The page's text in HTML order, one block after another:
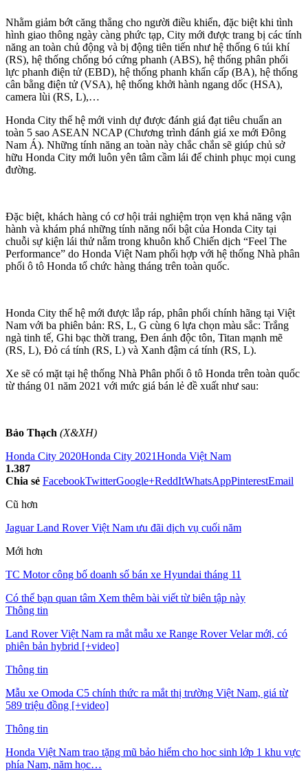
Nhằm giảm bớt căng thẳng cho người điều khiển, đặc biệt khi tình
hình giao thông ngày càng phức tạp, City mới được trang bị các tính
năng an toàn chủ động và bị động tiên tiến như hệ thống 6 túi khí
(RS), hệ thống chống bó cứng phanh (ABS), hệ thống phân phối
lực phanh điện tử (EBD), hệ thống phanh khẩn cấp (BA), hệ thống
cân bằng điện tử (VSA), hệ thống khởi hành ngang dốc (HSA),
camera lùi (RS, L),…
Honda City thế hệ mới vinh dự được đánh giá đạt tiêu chuẩn an
toàn 5 sao ASEAN NCAP (Chương trình đánh giá xe mới Đông
Nam Á). Những tính năng an toàn này chắc chắn sẽ giúp chủ sở
hữu Honda City mới luôn yên tâm cầm lái để chinh phục mọi cung
đường.
Đặc biệt, khách hàng có cơ hội trải nghiệm trọn vẹn khả năng vận
hành và khám phá những tính năng nổi bật của Honda City tại
chuỗi sự kiện lái thử nằm trong khuôn khổ Chiến dịch “Feel The
Performance” do Honda Việt Nam phối hợp với hệ thống Nhà phân
phối ô tô Honda tổ chức hàng tháng trên toàn quốc.
Honda City thế hệ mới được lắp ráp, phân phối chính hãng tại Việt
Nam với ba phiên bản: RS, L, G cùng 6 lựa chọn màu sắc: Trắng
ngà tinh tế, Ghi bạc thời trang, Đen ánh độc tôn, Titan mạnh mẽ
(RS, L), Đỏ cá tính (RS, L) và Xanh đậm cá tính (RS, L).
Xe sẽ có mặt tại hệ thống Nhà Phân phối ô tô Honda trên toàn quốc
từ tháng 01 năm 2021 với mức giá bán lẻ đề xuất như sau:
Bảo Thạch (X&XH)
Honda City 2020Honda City 2021Honda Việt Nam
1.387
Chia sẻ FacebookTwitterGoogle+ReddItWhatsAppPinterestEmail
Cũ hơn
Jaguar Land Rover Việt Nam ưu đãi dịch vụ cuối năm
Mới hơn
TC Motor công bố doanh số bán xe Hyundai tháng 11
Có thể bạn quan tâm Xem thêm bài viết từ biên tập này
Thông tin
Land Rover Việt Nam ra mắt mẫu xe Range Rover Velar mới, có
phiên bản hybrid [+video]
Thông tin
Mẫu xe Omoda C5 chính thức ra mắt thị trường Việt Nam, giá từ
589 triệu đồng [+video]
Thông tin
Honda Việt Nam trao tặng mũ bảo hiểm cho học sinh lớp 1 khu vực
phía Nam, năm học…